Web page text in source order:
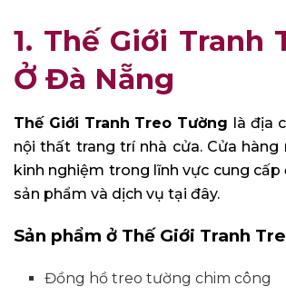
1. Thế Giới Tranh
Ở Đà Nẵng
Thế Giới Tranh Treo Tường
là địa
nội thất trang trí nhà cửa. Cửa
kinh nghiệm trong lĩnh vực cung
sản phẩm và dịch vụ tại đây.
Sản phẩm ở Thế Giới Tranh
Đồng hồ treo tường chim công